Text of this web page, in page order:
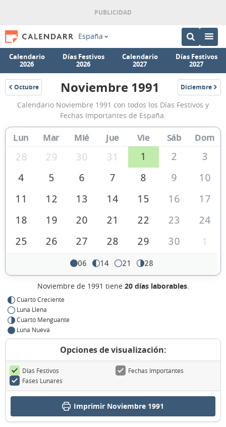
España
Calendario
2026
Días Festivos
2026
Calendario
2027
Días Festivos
2027
Octubre
1991
Calendario
Noviembre
1991
de
España
Noviembre 1991 Diciembre
1991
Calendario Noviembre 1991 con todos los Días Festivos y
Fechas Importantes de España.
Lun Mar Mié Jue Vie Sáb Dom
28 29 30 31 1 2
3
4
5 6 7 8 9
10
11
12 13 14 15 16
17
18
19 20 21 22 23
24
25
26 27 28 29 30 1
06 14 21 28
Noviembre de 1991 tiene 20 días laborables.
Cuarto Creciente
Luna Llena
Cuarto Menguante
Luna Nueva
Opciones de visualización:
Días Festivos
Fechas Importantes
Fases Lunares
Imprimir Noviembre 1991